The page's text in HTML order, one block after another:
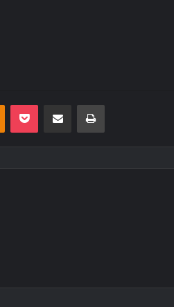
Odnoklassniki
Pocket E-Posta ile paylaş Yazdır